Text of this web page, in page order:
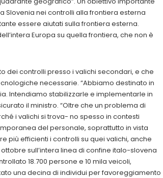
Slovenia nei controlli alla frontiera esterna
essere aiutati sulla frontiera esterna.
Europa su quella frontiera, che non è
dei controlli presso i valichi secondari, e che
necessarie. “Abbiamo destinato in
Intendiamo stabilizzarle e implementarle in
il ministro. “Oltre che un problema di
i valichi si trova- no spesso in contesti
del personale, soprattutto in vista
più efficienti i controlli su quei valichi, anche
sull’intera linea di confine italo-slovena
18.700 persone e 10 mila veicoli,
una decina di individui per favoreggiamento